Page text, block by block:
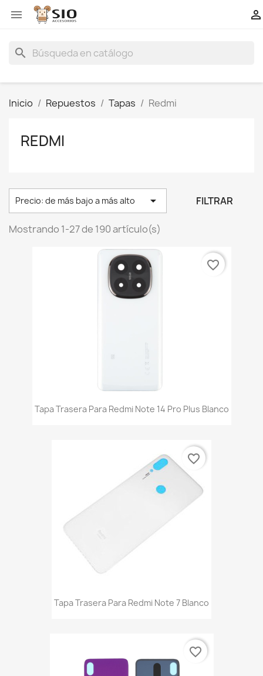
 
search
Inicio Repuestos Tapas Redmi
REDMI
Precio: de más bajo a más alto  FILTRAR
Mostrando 1-27 de 190 artículo(s)
Tapa Trasera Para Redmi Note 14 Pro Plus Blanco
favorite_border
Tapa Trasera Para Redmi Note 7 Blanco
favorite_border
favorite_border